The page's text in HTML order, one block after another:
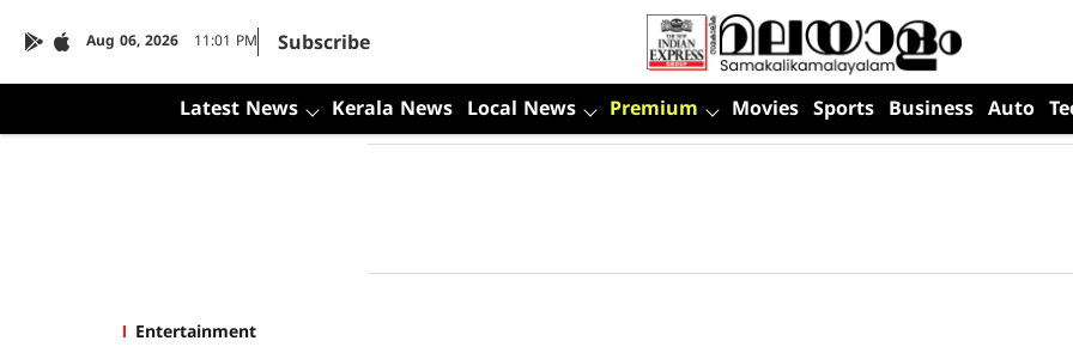
Aug 06, 2026 11:01 PM Subscribe
Latest News Kerala News Local News Premium Movies Sports Business Auto
Entertainment